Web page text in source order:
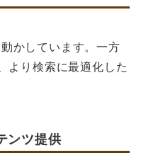
かしています。一方
より検索に最適化した
ンツ提供